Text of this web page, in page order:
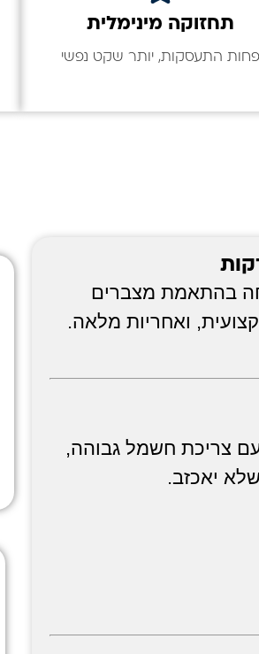
תחזוקה מינימלית
פחות התעסקות, יותר שקט נפשי
בהתאמת מצברים
ואחריות מלאה.
צריכת חשמל גבוהה,
יאכזב.